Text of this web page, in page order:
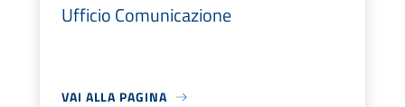
Ufficio Comunicazione
VAI ALLA PAGINA